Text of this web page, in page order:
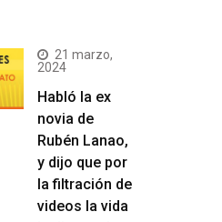
21 marzo,
2024
Habló la ex
novia de
Rubén Lanao,
y dijo que por
la filtración de
videos la vida